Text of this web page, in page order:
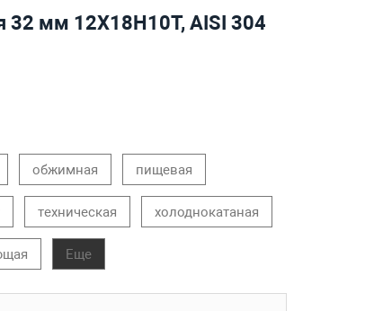
32 мм 12Х18Н10Т, AISI 304
обжимная пищевая
техническая холоднокатаная
Еще